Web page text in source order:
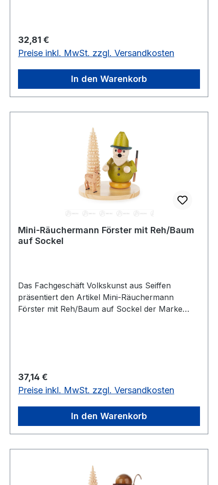
Regulärer Preis:
32,81 €
Preise inkl. MwSt. zzgl. Versandkosten
In den Warenkorb
Mini-Räuchermann Förster mit Reh/Baum
auf Sockel
Das Fachgeschäft Volkskunst aus Seiffen
präsentiert den Artikel Mini-Räuchermann
Förster mit Reh/Baum auf Sockel der Marke
Regulärer Preis:
37,14 €
Preise inkl. MwSt. zzgl. Versandkosten
In den Warenkorb